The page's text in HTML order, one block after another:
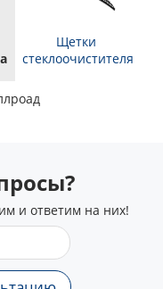
Щетки
стеклоочистителя
и ответим на них!